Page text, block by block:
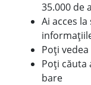
35.000 de
Ai acces
Poți
Poți căuta
bare